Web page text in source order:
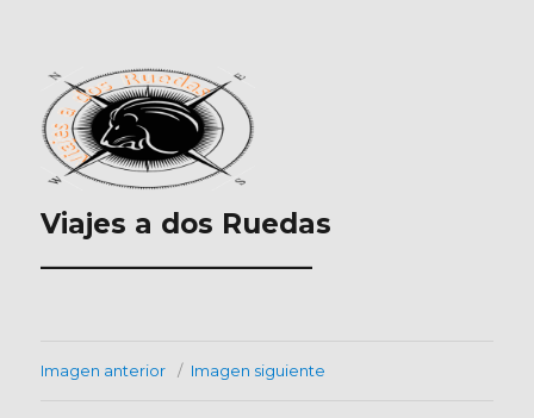
Viajes a dos Ruedas
___________________
Imagen anterior Imagen siguiente